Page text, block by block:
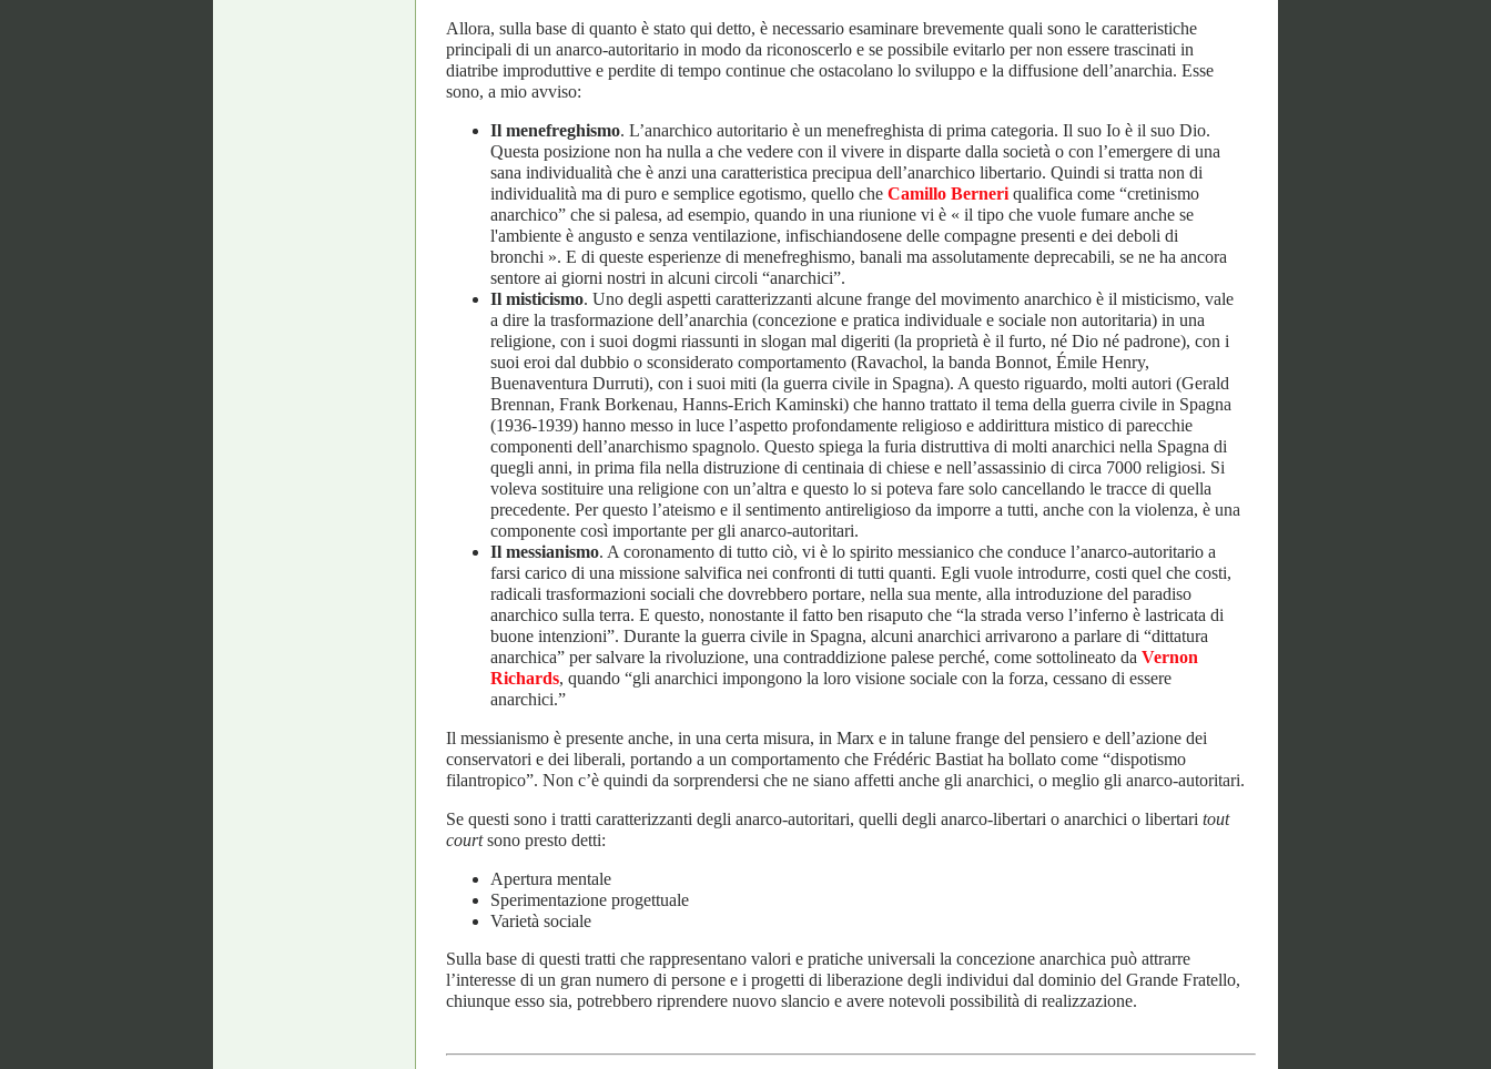
Allora, sulla base di quanto è stato qui detto, è necessario esaminare brevemente quali sono le caratteristiche
principali di un anarco-autoritario in modo da riconoscerlo e se possibile evitarlo per non essere trascinati in
diatribe improduttive e perdite di tempo continue che ostacolano lo sviluppo e la diffusione dell’anarchia. Esse
sono, a mio avviso:
Il menefreghismo. L’anarchico autoritario è un menefreghista di prima categoria. Il suo Io è il suo Dio.
Questa posizione non ha nulla a che vedere con il vivere in disparte dalla società o con l’emergere di una
sana individualità che è anzi una caratteristica precipua dell’anarchico libertario. Quindi si tratta non di
individualità ma di puro e semplice egotismo, quello che Camillo Berneri qualifica come “cretinismo
anarchico” che si palesa, ad esempio, quando in una riunione vi è « il tipo che vuole fumare anche se
l'ambiente è angusto e senza ventilazione, infischiandosene delle compagne presenti e dei deboli di
bronchi ». E di queste esperienze di menefreghismo, banali ma assolutamente deprecabili, se ne ha ancora
sentore ai giorni nostri in alcuni circoli “anarchici”.
Il misticismo. Uno degli aspetti caratterizzanti alcune frange del movimento anarchico è il misticismo, vale
a dire la trasformazione dell’anarchia (concezione e pratica individuale e sociale non autoritaria) in una
religione, con i suoi dogmi riassunti in slogan mal digeriti (la proprietà è il furto, né Dio né padrone), con i
suoi eroi dal dubbio o sconsiderato comportamento (Ravachol, la banda Bonnot, Émile Henry,
Buenaventura Durruti), con i suoi miti (la guerra civile in Spagna). A questo riguardo, molti autori (Gerald
Brennan, Frank Borkenau, Hanns-Erich Kaminski) che hanno trattato il tema della guerra civile in Spagna
(1936-1939) hanno messo in luce l’aspetto profondamente religioso e addirittura mistico di parecchie
componenti dell’anarchismo spagnolo. Questo spiega la furia distruttiva di molti anarchici nella Spagna di
quegli anni, in prima fila nella distruzione di centinaia di chiese e nell’assassinio di circa 7000 religiosi. Si
voleva sostituire una religione con un’altra e questo lo si poteva fare solo cancellando le tracce di quella
precedente. Per questo l’ateismo e il sentimento antireligioso da imporre a tutti, anche con la violenza, è una
componente così importante per gli anarco-autoritari.
Il messianismo. A coronamento di tutto ciò, vi è lo spirito messianico che conduce l’anarco-autoritario a
farsi carico di una missione salvifica nei confronti di tutti quanti. Egli vuole introdurre, costi quel che costi,
radicali trasformazioni sociali che dovrebbero portare, nella sua mente, alla introduzione del paradiso
anarchico sulla terra. E questo, nonostante il fatto ben risaputo che “la strada verso l’inferno è lastricata di
buone intenzioni”. Durante la guerra civile in Spagna, alcuni anarchici arrivarono a parlare di “dittatura
anarchica” per salvare la rivoluzione, una contraddizione palese perché, come sottolineato da Vernon
Richards, quando “gli anarchici impongono la loro visione sociale con la forza, cessano di essere
anarchici.”
Il messianismo è presente anche, in una certa misura, in Marx e in talune frange del pensiero e dell’azione dei
conservatori e dei liberali, portando a un comportamento che Frédéric Bastiat ha bollato come “dispotismo
filantropico”. Non c’è quindi da sorprendersi che ne siano affetti anche gli anarchici, o meglio gli anarco-autoritari.
Se questi sono i tratti caratterizzanti degli anarco-autoritari, quelli degli anarco-libertari o anarchici o libertari tout
courtsono presto detti:
Apertura mentale
Sperimentazione progettuale
Varietà sociale
Sulla base di questi tratti che rappresentano valori e pratiche universali la concezione anarchica può attrarre
l’interesse di un gran numero di persone e i progetti di liberazione degli individui dal dominio del Grande Fratello,
chiunque esso sia, potrebbero riprendere nuovo slancio e avere notevoli possibilità di realizzazione.